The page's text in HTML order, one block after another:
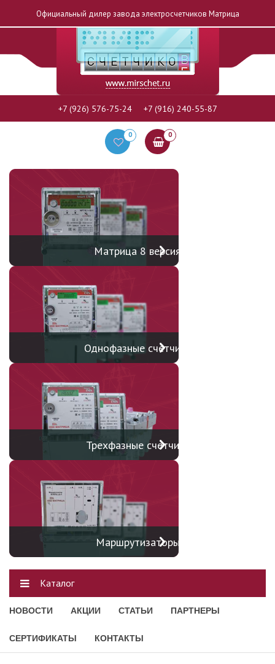
Официальный дилер завода электросчетчиков Матрица
+7 (926) 576-75-24 +7 (916) 240-55-87
0 0
Матрица 8 версия
Однофазные счетчики
Трехфазные счетчики
Маршрутизаторы
Каталог
НОВОСТИ АКЦИИ СТАТЬИ ПАРТНЕРЫ
СЕРТИФИКАТЫ КОНТАКТЫ